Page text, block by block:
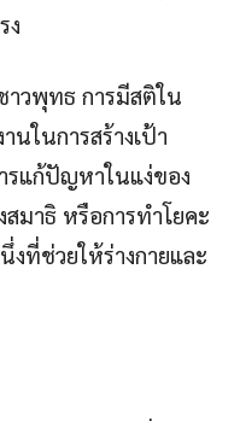
ง
าวพุทธ การมีสติใน
ในการสร้างเป้า
รแก้ปัญหาในแง่ของ
สมาธิ หรือการทำโยคะ
ที่ช่วยให้ร่างกายและ